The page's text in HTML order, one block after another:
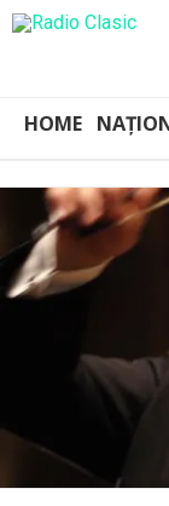
HOME